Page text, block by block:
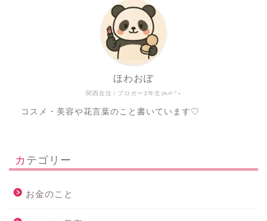
関西在住♀ブロガー3年生ᝰ✍︎꙳⋆
ほわおぽ
コスメ・美容や花言葉のこと書いています♡
カテゴリー
お金のこと